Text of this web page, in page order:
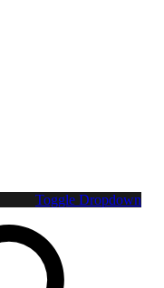
Toggle Dropdown